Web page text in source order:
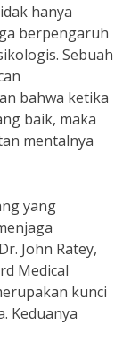
hanya
berpengaruh
Sebuah
bahwa ketika
baik, maka
mentalnya
yang
John Ratey,
Medical
kunci
Keduanya